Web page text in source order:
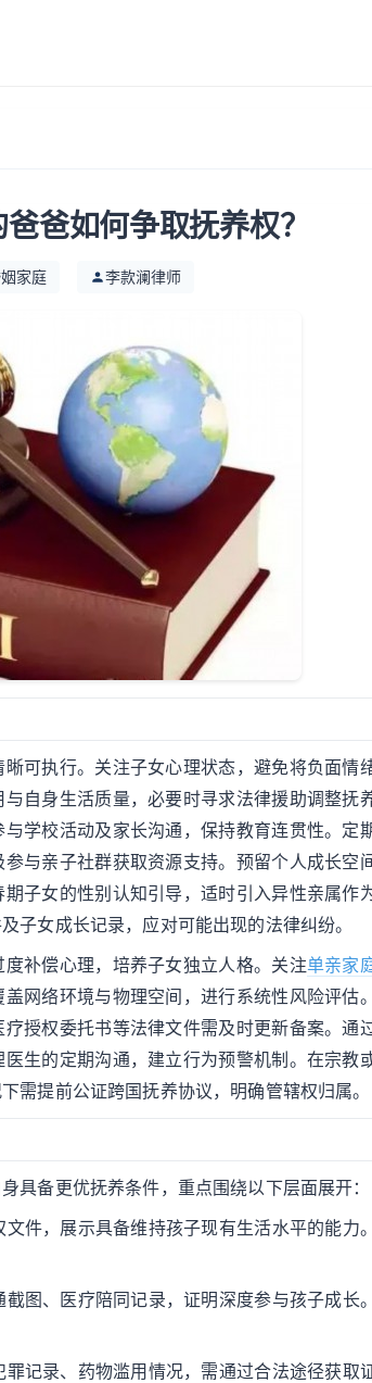
爸如何争取抚养权？
家庭 李款澜律师
可执行。关注子女心理状态，避免将负面情
自身生活质量，必要时寻求法律援助调整抚
学校活动及家长沟通，保持教育连贯性。定
与亲子社群获取资源支持。预留个人成长空
子女的性别认知引导，适时引入异性亲属作
子女成长记录，应对可能出现的法律纠纷。
补偿心理，培养子女独立人格。关注单亲家
盖网络环境与物理空间，进行系统性风险评估
授权委托书等法律文件需及时更新备案。通
生的定期沟通，建立行为预警机制。在宗教
需提前公证跨国抚养协议，明确管辖权归属。
具备更优抚养条件，重点围绕以下层面展开：
文件，展示具备维持孩子现有生活水平的能力
图、医疗陪同记录，证明深度参与孩子成长
记录、药物滥用情况，需通过合法途径获取